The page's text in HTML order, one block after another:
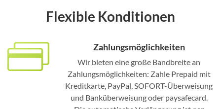
Flexible Konditionen
Zahlungsmöglichkeiten
Wir bieten eine große Bandbreite an
Zahlungsmöglichkeiten: Zahle Prepaid mit
Kreditkarte, PayPal, SOFORT-Überweisung
und Banküberweisung oder paysafecard.